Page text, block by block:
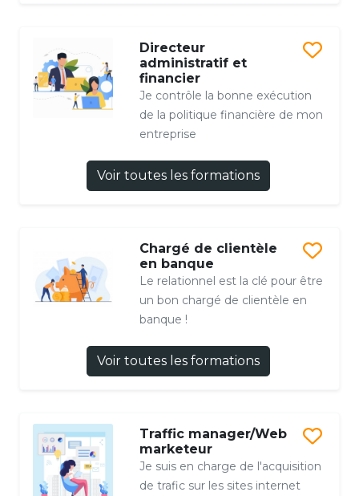
Directeur
administratif et
financier
Je contrôle la bonne exécution
de la politique financière de mon
entreprise
Voir toutes les formations
Chargé de clientèle
en banque
Le relationnel est la clé pour être
un bon chargé de clientèle en
banque !
Voir toutes les formations
Traffic manager/Web
marketeur
Je suis en charge de l'acquisition
de trafic sur les sites internet